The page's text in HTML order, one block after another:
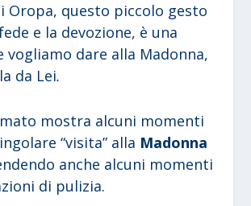
Oropa, questo piccolo gesto
e la devozione, è una
vogliamo dare alla Madonna,
da Lei.
mostra alcuni momenti
“visita” alla Madonna
anche alcuni momenti
di pulizia.